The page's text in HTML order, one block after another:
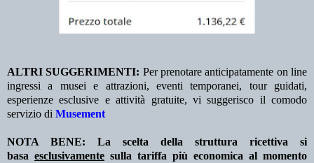
ALTRI SUGGERIMENTI: Per prenotare anticipatamente on line
ingressi a musei e attrazioni, eventi temporanei, tour guidati,
esperienze esclusive e attività gratuite, vi suggerisco il comodo
servizio di Musement
NOTA BENE: La scelta della struttura ricettiva si
basa esclusivamente sulla tariffa più economica al momento